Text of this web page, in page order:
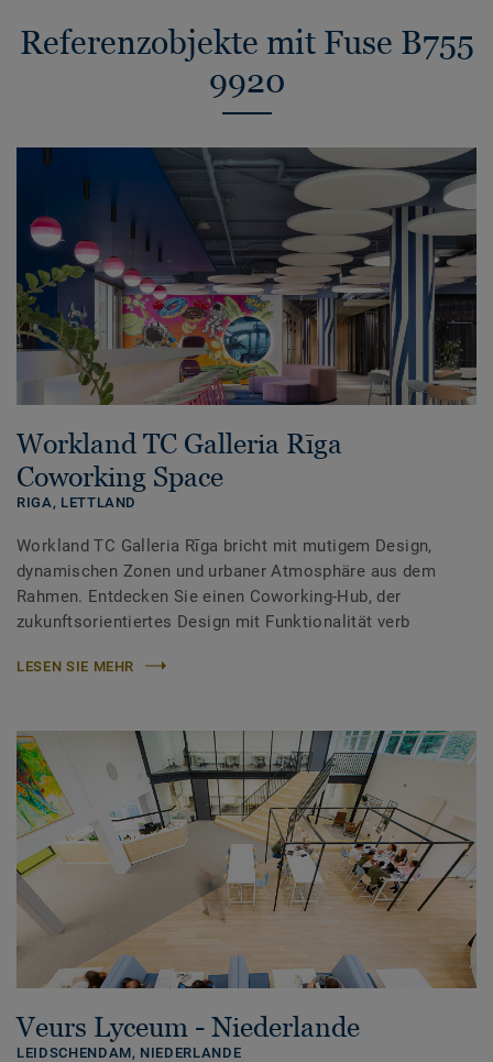
Referenzobjekte mit Fuse B755
9920
Workland TC Galleria Rīga
Coworking Space
RIGA, LETTLAND
Workland TC Galleria Rīga bricht mit mutigem Design,
dynamischen Zonen und urbaner Atmosphäre aus dem
Rahmen. Entdecken Sie einen Coworking-Hub, der
zukunftsorientiertes Design mit Funktionalität verb
LESEN SIE MEHR
Veurs Lyceum - Niederlande
LEIDSCHENDAM, NIEDERLANDE